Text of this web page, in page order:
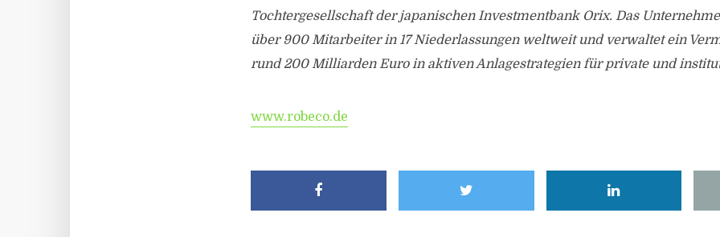
Tochtergesellschaft der japanischen Investmentbank Orix. Das
über 900 Mitarbeiter in 17 Niederlassungen weltweit und verwaltet ein
rund 200 Milliarden Euro in aktiven Anlagestrategien für private und
www.robeco.de